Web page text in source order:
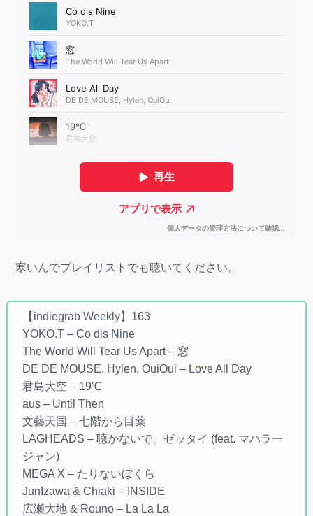
寒いんでプレイリストでも聴いてください。
【indiegrab Weekly】163
YOKO.T – Co dis Nine
The World Will Tear Us Apart – 窓
DE DE MOUSE, Hylen, OuiOui – Love All Day
君島大空 – 19℃
aus – Until Then
文藝天国 – 七階から目薬
LAGHEADS – 聴かないで、ゼッタイ (feat. マハラー
ジャン)
MEGA X – たりないぼくら
JunIzawa & Chiaki – INSIDE
広瀬大地 & Rouno – La La La